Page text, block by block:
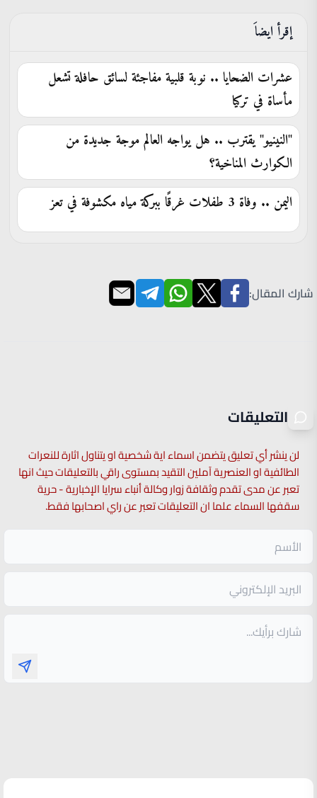
إقرأ ايضاَ
عشرات الضحايا .. نوبة قلبية مفاجئة لسائق حافلة تشعل
مأساة في تركيا
"النينيو" يقترب .. هل يواجه العالم موجة جديدة من
الكوارث المناخية؟
اليمن .. وفاة 3 طفلات غرقًا ببركة مياه مكشوفة في تعز
شارك المقال:
التعليقات
لن ينشر أي تعليق يتضمن اسماء اية شخصية او يتناول اثارة للنعرات
الطائفية او العنصرية آملين التقيد بمستوى راقي بالتعليقات حيث انها
تعبر عن مدى تقدم وثقافة زوار وكالة أنباء سرايا الإخبارية - حرية
سقفها السماء علما ان التعليقات تعبر عن راي اصحابها فقط.